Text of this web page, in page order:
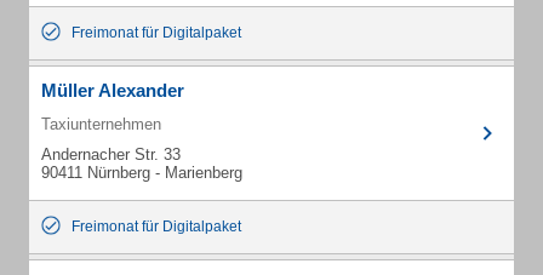
Freimonat für Digitalpaket
Müller Alexander
Taxiunternehmen
Andernacher Str. 33
90411 Nürnberg - Marienberg
Freimonat für Digitalpaket